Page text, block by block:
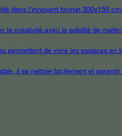
dans l’innovant format 300x150 cm.
la créativité avec la solidité de
permettent de vivre les espaces en
il se nettoie facilement et